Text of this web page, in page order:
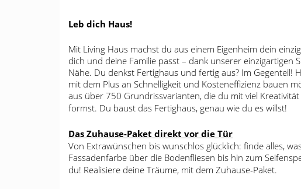
Leb dich Haus!
Mit Living Haus machst du aus einem Eigenheim dein
dich und deine Familie passt – dank unserer einzigartigen
Nähe. Du denkst Fertighaus und fertig aus? Im Gegenteil!
mit dem Plus an Schnelligkeit und Kosteneffizienz bauen
aus über 750 Grundrissvarianten, die du mit viel
formst. Du baust das Fertighaus, genau wie du es willst!
Das Zuhause-Paket direkt vor die Tür
Von Extrawünschen bis wunschlos glücklich: finde alles,
Fassadenfarbe über die Bodenfliesen bis hin zum
du! Realisiere deine Träume, mit dem Zuhause-Paket.